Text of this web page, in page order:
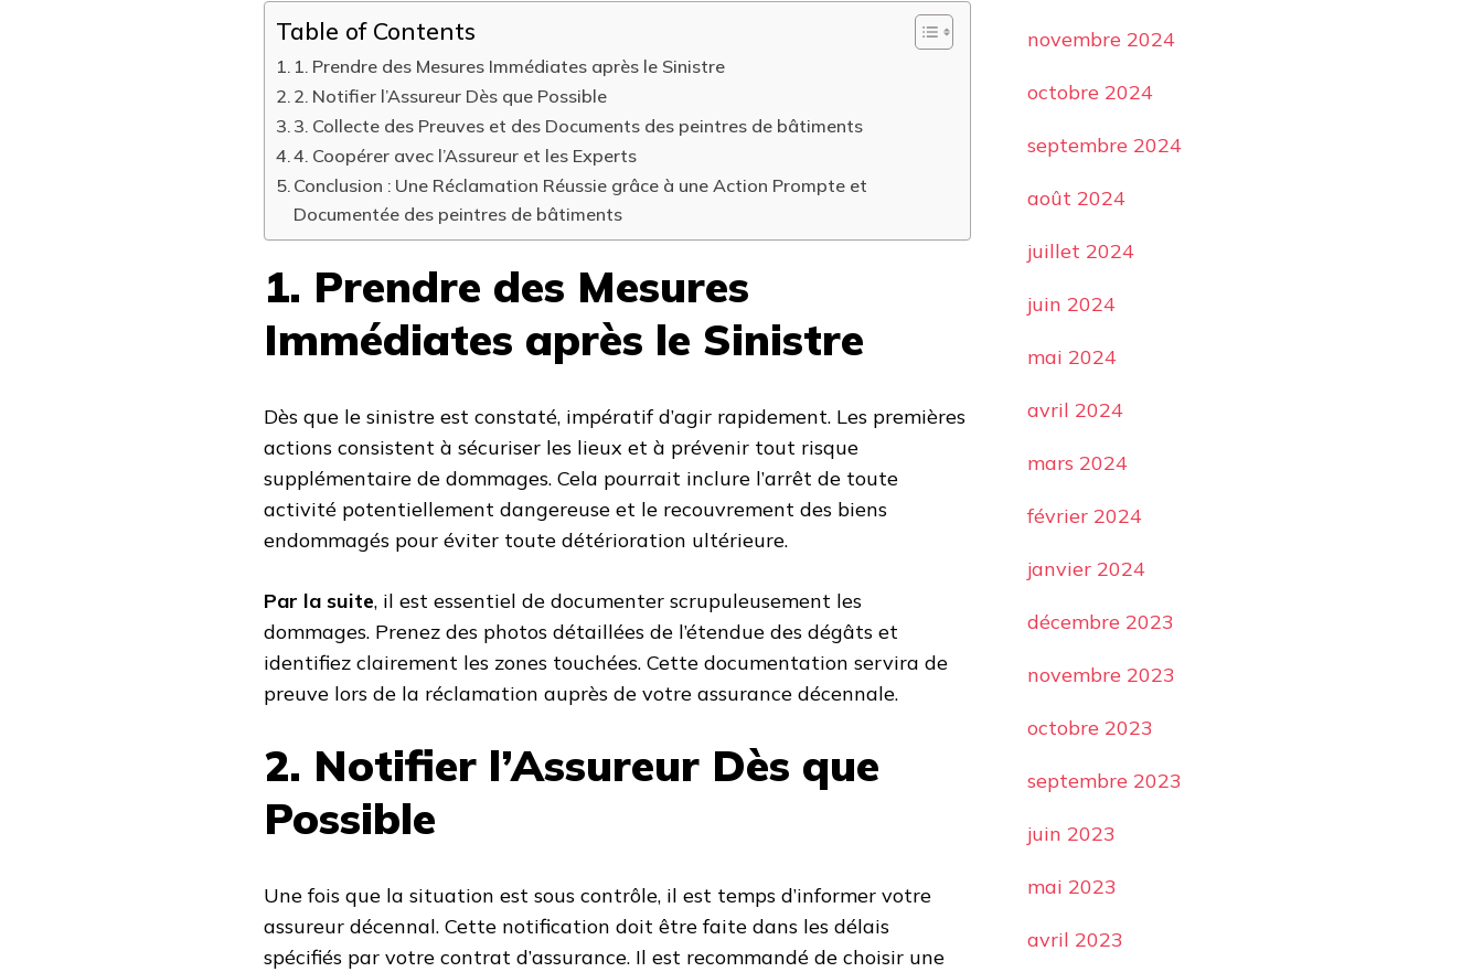
Table of Contents
1. Prendre des Mesures Immédiates après le Sinistre
2. Notifier l’Assureur Dès que Possible
3. Collecte des Preuves et des Documents des peintres de bâtiments
4. Coopérer avec l’Assureur et les Experts
Conclusion : Une Réclamation Réussie grâce à une Action Prompte et
Documentée des peintres de bâtiments
1. Prendre des Mesures
Immédiates après le Sinistre
Dès que le sinistre est constaté, impératif d’agir rapidement. Les premières
actions consistent à sécuriser les lieux et à prévenir tout risque
supplémentaire de dommages. Cela pourrait inclure l’arrêt de toute
activité potentiellement dangereuse et le recouvrement des biens
endommagés pour éviter toute détérioration ultérieure.
Par la suite, il est essentiel de documenter scrupuleusement les
dommages. Prenez des photos détaillées de l’étendue des dégâts et
identifiez clairement les zones touchées. Cette documentation servira de
preuve lors de la réclamation auprès de votre assurance décennale.
2. Notifier l’Assureur Dès que
Possible
Une fois que la situation est sous contrôle, il est temps d’informer votre
assureur décennal. Cette notification doit être faite dans les délais
spécifiés par votre contrat d’assurance. Il est recommandé de choisir une
novembre 2024
octobre 2024
septembre 2024
août 2024
juillet 2024
juin 2024
mai 2024
avril 2024
mars 2024
février 2024
janvier 2024
décembre 2023
novembre 2023
octobre 2023
septembre 2023
juin 2023
mai 2023
avril 2023